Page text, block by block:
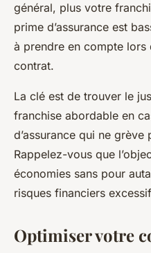
général, plus votre
prime d’assurance est
à prendre en compte
contrat.
La clé est de trouver le
franchise abordable en
d’assurance qui ne
Rappelez-vous que
économies sans pour
risques financiers
Optimiser votre